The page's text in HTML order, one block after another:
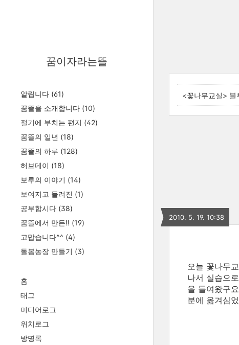
꿈이자라는뜰
알립니다 (61)
꿈뜰을 소개합니다 (10)
절기에 부치는 편지 (42)
꿈뜰의 일년 (18)
꿈뜰의 하루 (128)
허브데이 (18)
보루의 이야기 (14)
보여지고 들려진 (1)
공부합시다 (38)
꿈뜰에서 만든!! (19)
고맙습니다^^ (4)
돌봄농장 만들기 (3)
홈
태그
미디어로그
위치로그
방명록
<꽃나무교실> 블
2010. 5. 19. 10:38
오늘 꽃나무
나서 실습으
을 들여왔구
분에 옮겨심